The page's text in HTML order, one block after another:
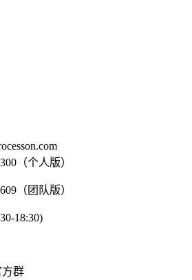
（个人版）
（团队版）
18:30)